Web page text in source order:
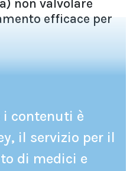
non valvolare
efficace per
i contenuti è
il servizio per il
di medici e